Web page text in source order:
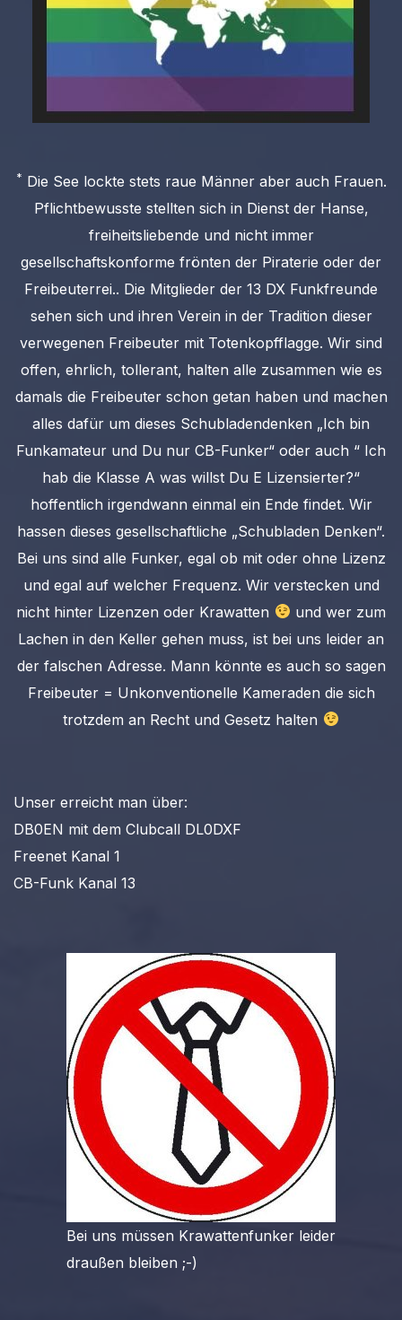
* Die See lockte stets raue Männer aber auch Frauen.
Pflichtbewusste stellten sich in Dienst der Hanse,
freiheitsliebende und nicht immer
gesellschaftskonforme frönten der Piraterie oder der
Freibeuterrei.. Die Mitglieder der 13 DX Funkfreunde
sehen sich und ihren Verein in der Tradition dieser
verwegenen Freibeuter mit Totenkopfflagge. Wir sind
offen, ehrlich, tollerant, halten alle zusammen wie es
damals die Freibeuter schon getan haben und machen
alles dafür um dieses Schubladendenken „Ich bin
Funkamateur und Du nur CB-Funker“ oder auch “ Ich
hab die Klasse A was willst Du E Lizensierter?“
hoffentlich irgendwann einmal ein Ende findet. Wir
hassen dieses gesellschaftliche „Schubladen Denken“.
Bei uns sind alle Funker, egal ob mit oder ohne Lizenz
und egal auf welcher Frequenz. Wir verstecken und
nicht hinter Lizenzen oder Krawatten
und wer zum
Lachen in den Keller gehen muss, ist bei uns leider an
der falschen Adresse. Mann könnte es auch so sagen
Freibeuter = Unkonventionelle Kameraden die sich
trotzdem an Recht und Gesetz halten
Unser erreicht man über:
DB0EN mit dem Clubcall DL0DXF
Freenet Kanal 1
CB-Funk Kanal 13
Bei uns müssen Krawattenfunker leider
draußen bleiben ;-)